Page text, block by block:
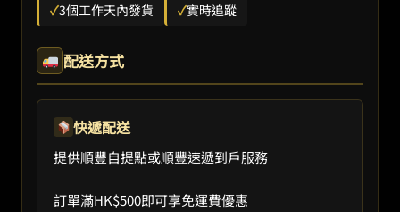
✓3個工作天內發貨 ✓實時追蹤
配送方式
快遞配送
提供順豐自提點或順豐速遞到戶服務
訂單滿HK$500即可享免運費優惠